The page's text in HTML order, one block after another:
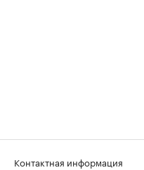
Контактная информация